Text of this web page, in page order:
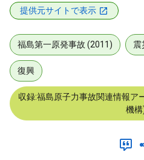
提供元サイトで表示
福島第一原発事故 (2011) 震
復興
収録:福島原子力事故関連情報ア
機構